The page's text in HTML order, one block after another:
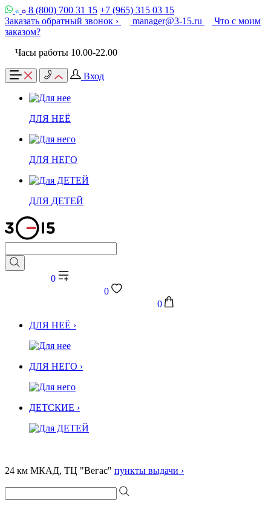
8 (800) 700 31 15 +7 (965) 315 03 15
Заказать обратный звонок ›
manager@3-15.ru
Что с моим
заказом?
Часы работы 10.00-22.00
Вход
ДЛЯ НЕЁ
ДЛЯ НЕГО
ДЛЯ ДЕТЕЙ
0
0
0
ДЛЯ НЕЁ ›
ДЛЯ НЕГО ›
ДЕТСКИЕ ›
24 км МКАД, ТЦ "Вегас" пункты выдачи ›